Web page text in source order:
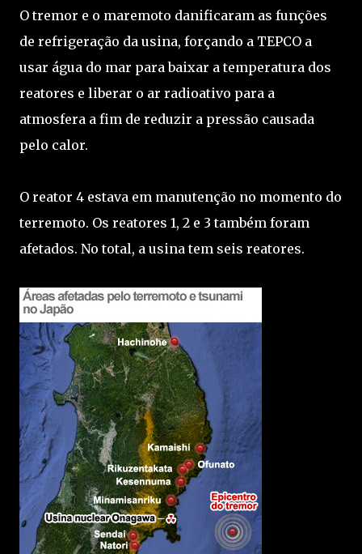
O tremor e o maremoto danificaram as funções
de refrigeração da usina, forçando a TEPCO a
usar água do mar para baixar a temperatura dos
reatores e liberar o ar radioativo para a
atmosfera a fim de reduzir a pressão causada
pelo calor.
O reator 4 estava em manutenção no momento do
terremoto. Os reatores 1, 2 e 3 também foram
afetados. No total, a usina tem seis reatores.